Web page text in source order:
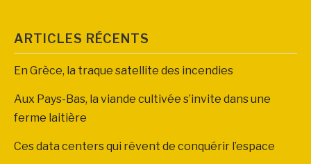
ARTICLES RÉCENTS
En Grèce, la traque satellite des incendies
Aux Pays-Bas, la viande cultivée s’invite dans une
ferme laitière
Ces data centers qui rêvent de conquérir l’espace